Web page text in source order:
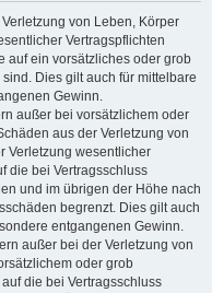
von Leben, Körper
Vertragspflichten
auf ein vorsätzliches oder grob
Dies gilt auch für mittelbare
Gewinn.
außer bei vorsätzlichem oder
aus der Verletzung von
Verletzung wesentlicher
die bei Vertragsschluss
und im übrigen der Höhe nach
begrenzt. Dies gilt auch
entgangenen Gewinn.
außer bei der Verletzung von
oder grob
die bei Vertragsschluss